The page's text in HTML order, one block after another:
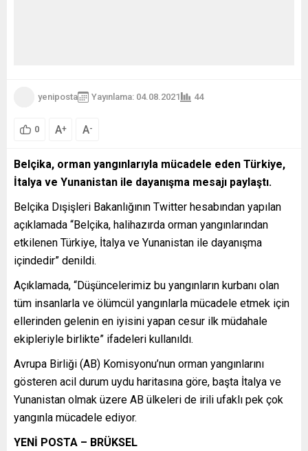
yeniposta Yayınlama: 04.08.2021 44
0 A+ A-
Belçika, orman yangınlarıyla mücadele eden Türkiye,
İtalya ve Yunanistan ile dayanışma mesajı paylaştı.
Belçika Dışişleri Bakanlığının Twitter hesabından yapılan
açıklamada “Belçika, halihazırda orman yangınlarından
etkilenen Türkiye, İtalya ve Yunanistan ile dayanışma
içindedir” denildi.
Açıklamada, “Düşüncelerimiz bu yangınların kurbanı olan
tüm insanlarla ve ölümcül yangınlarla mücadele etmek için
ellerinden gelenin en iyisini yapan cesur ilk müdahale
ekipleriyle birlikte” ifadeleri kullanıldı.
Avrupa Birliği (AB) Komisyonu’nun orman yangınlarını
gösteren acil durum uydu haritasına göre, başta İtalya ve
Yunanistan olmak üzere AB ülkeleri de irili ufaklı pek çok
yangınla mücadele ediyor.
YENİ POSTA – BRÜKSEL